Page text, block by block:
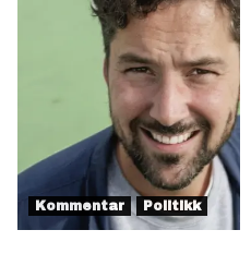
Kommentar Politikk